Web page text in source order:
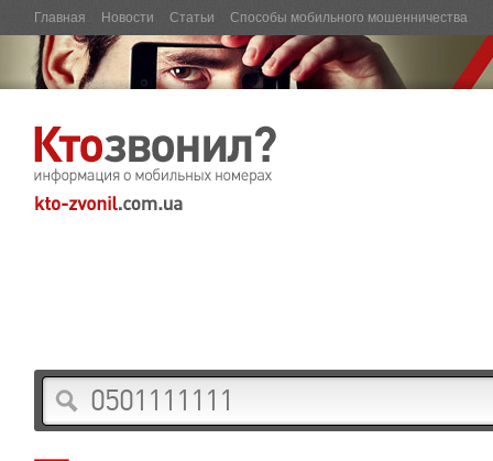
Главная Новости Статьи Способы мобильного мошенничества